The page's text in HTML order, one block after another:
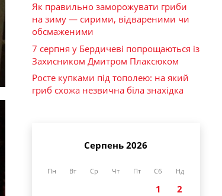
Як правильно заморожувати гриби
на зиму — сирими, відвареними чи
обсмаженими
7 серпня у Бердичеві попрощаються із
Захисником Дмитром Плаксюком
Росте купками під тополею: на який
гриб схожа незвична біла знахідка
Серпень 2026
Пн Вт Ср Чт Пт Сб Нд
1
2